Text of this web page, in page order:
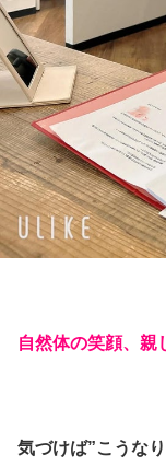
自然体の笑顔、
気づけば”こうな